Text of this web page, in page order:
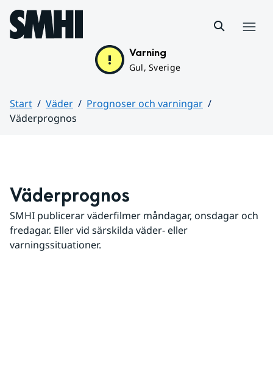
Hoppa till sidans innehåll
Varning
Gul, Sverige
Start Väder
Prognoser och varningar
Väderprognos
Väderprognos
SMHI publicerar väderfilmer måndagar, onsdagar och
fredagar. Eller vid särskilda väder- eller
varningssituationer.